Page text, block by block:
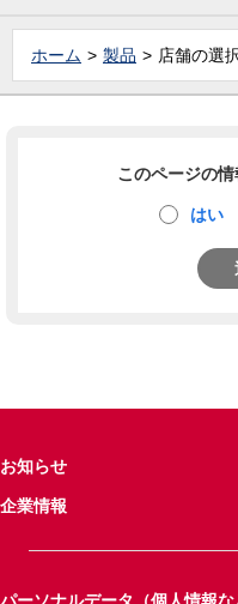
ホーム 製品 店舗の選
このページの
はい
お知らせ
企業情報